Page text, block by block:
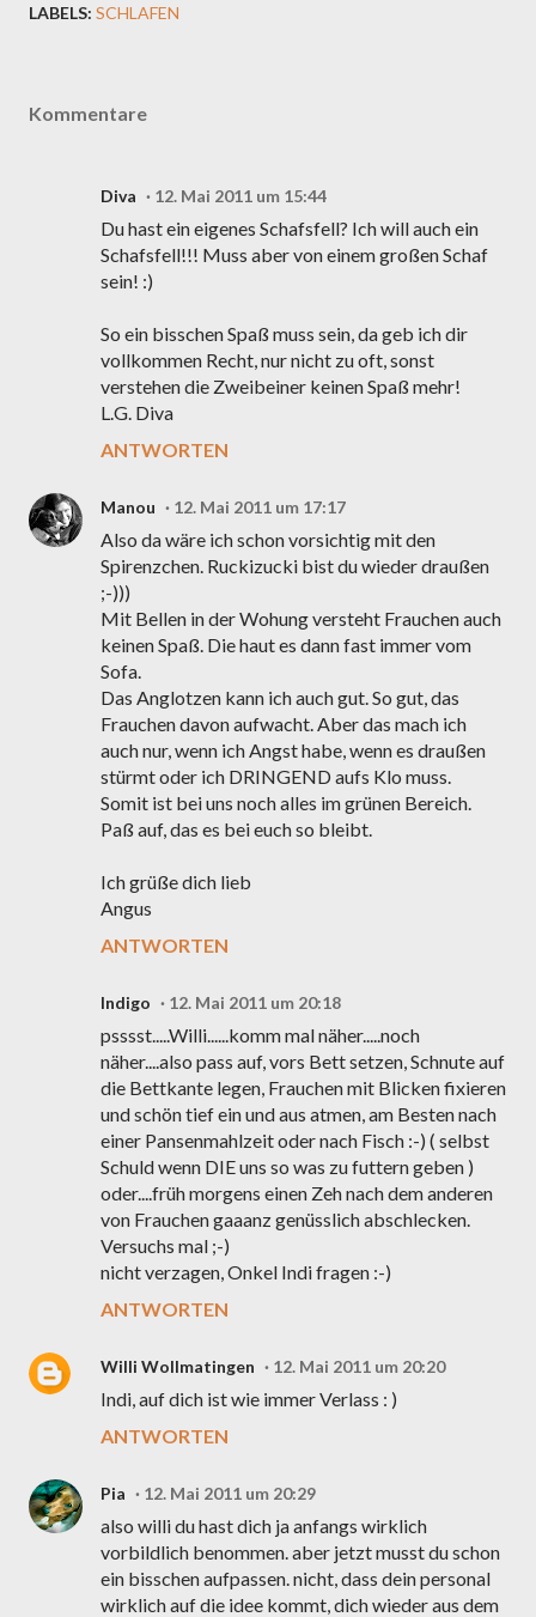
LABELS: SCHLAFEN
Kommentare
Diva 12. Mai 2011 um 15:44
Du hast ein eigenes Schafsfell? Ich will auch ein
Schafsfell!!! Muss aber von einem großen Schaf
sein! :)
So ein bisschen Spaß muss sein, da geb ich dir
vollkommen Recht, nur nicht zu oft, sonst
verstehen die Zweibeiner keinen Spaß mehr!
L.G. Diva
ANTWORTEN
Manou 12. Mai 2011 um 17:17
Also da wäre ich schon vorsichtig mit den
Spirenzchen. Ruckizucki bist du wieder draußen
;-)))
Mit Bellen in der Wohung versteht Frauchen auch
keinen Spaß. Die haut es dann fast immer vom
Sofa.
Das Anglotzen kann ich auch gut. So gut, das
Frauchen davon aufwacht. Aber das mach ich
auch nur, wenn ich Angst habe, wenn es draußen
stürmt oder ich DRINGEND aufs Klo muss.
Somit ist bei uns noch alles im grünen Bereich.
Paß auf, das es bei euch so bleibt.
Ich grüße dich lieb
Angus
ANTWORTEN
Indigo 12. Mai 2011 um 20:18
psssst.....Willi......komm mal näher.....noch
näher....also pass auf, vors Bett setzen, Schnute auf
die Bettkante legen, Frauchen mit Blicken fixieren
und schön tief ein und aus atmen, am Besten nach
einer Pansenmahlzeit oder nach Fisch :-) ( selbst
Schuld wenn DIE uns so was zu futtern geben )
oder....früh morgens einen Zeh nach dem anderen
von Frauchen gaaanz genüsslich abschlecken.
Versuchs mal ;-)
nicht verzagen, Onkel Indi fragen :-)
ANTWORTEN
Willi Wollmatingen 12. Mai 2011 um 20:20
Indi, auf dich ist wie immer Verlass : )
ANTWORTEN
Pia 12. Mai 2011 um 20:29
also willi du hast dich ja anfangs wirklich
vorbildlich benommen. aber jetzt musst du schon
ein bisschen aufpassen. nicht, dass dein personal
wirklich auf die idee kommt, dich wieder aus dem